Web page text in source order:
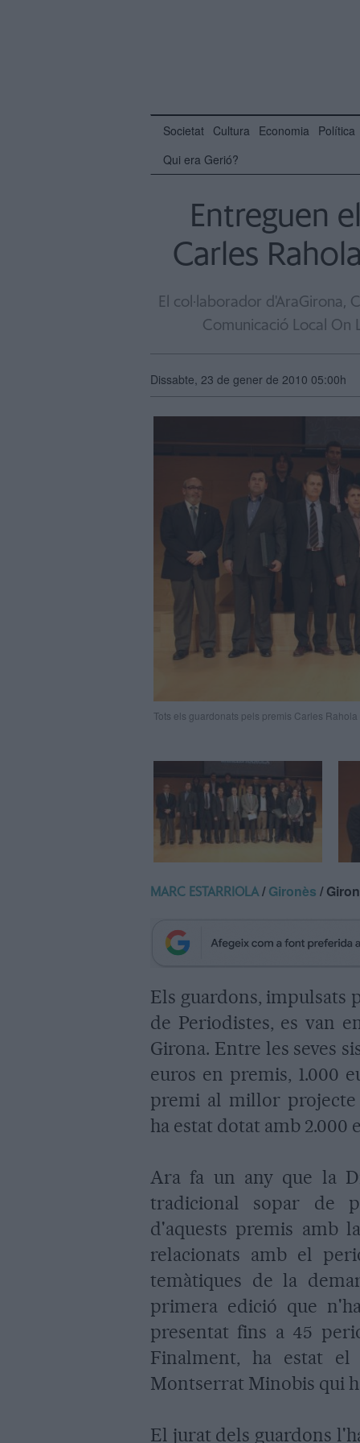
Societat Cultura Economia Política
Qui era Gerió?
Entreguen
Carles
El col·laborador d'AraGirona,
Comunicació Local On
Dissabte, 23 de gener de 2010 05:00h
Tots els guardonats pels premis Carles
MARC ESTARRIOLA/Gironès /
Els guardons, impulsats
de Periodistes, es van
Girona. Entre les seves
euros en premis, 1.000
premi al millor projecte
ha estat dotat amb 2.000
Ara fa un any que la
tradicional sopar de
d'aquests premis amb
relacionats amb el
temàtiques de la
primera edició que
presentat fins a 45
Finalment, ha estat
Montserrat Minobis qui
El jurat dels guardons